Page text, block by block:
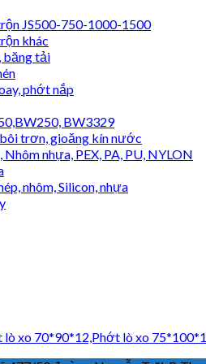
JS500-750-1000-1500
khác
băng tải
phớt nắp
BW3329
trơn, gioăng kín nước
Nhôm nhựa, PEX, PA, PU, NYLON
nhôm, Silicon, nhựa
xo 70*90*12,Phớt lò xo